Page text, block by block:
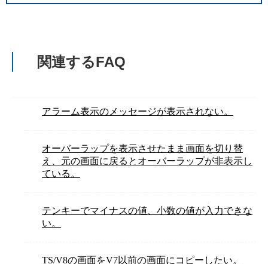
関連するFAQ
アラーム表示のメッセージが表示されない。
オーバーラップを表示させたまま画面を切り替
え、元の画面に戻るとオーバーラップが非表示し
ている。
テンキーでマイナスの値、小数の値が入力できな
い。
TS/V8の画面をV7以前の画面にコピーしたい。